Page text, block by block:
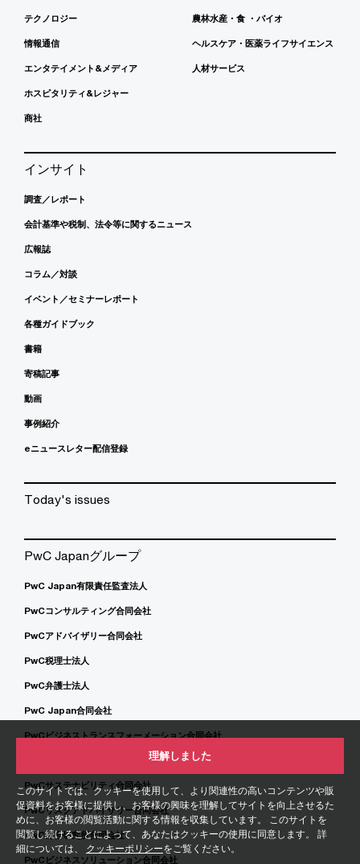
このサイトでは、クッキーを使用して、より関連性の高いコンテンツや販
促資料をお客様に提供し、お客様の興味を理解してサイトを向上させるた
めに、お客様の閲覧活動に関する情報を収集しています。 このサイトを
閲覧し続けることによって、あなたはクッキーの使用に同意します。 詳
細については、 クッキーポリシーをご覧ください。
理解しました
テクノロジー
情報通信
エンタテイメント&メディア
ホスピタリティ&レジャー
商社
農林水産・食 ・バイオ
ヘルスケア・医薬ライフサイエンス
人材サービス
インサイト
調査／レポート
会計基準や税制、法令等に関するニュース
広報誌
コラム／対談
イベント／セミナーレポート
各種ガイドブック
書籍
寄稿記事
動画
事例紹介
eニュースレター配信登録
Today's issues
PwC Japanグループ
PwC Japan有限責任監査法人
PwCコンサルティング合同会社
PwCアドバイザリー合同会社
PwC税理士法人
PwC弁護士法人
PwC Japan合同会社
PwCビジネストランスフォーメーション合同会社
PwCビジネスアシュアランス合同会社
PwCサステナビリティ合同会社
PwCリスクアドバイザリー合同会社
PwC総合研究所合同会社
PwCビジネスソリューション合同会社